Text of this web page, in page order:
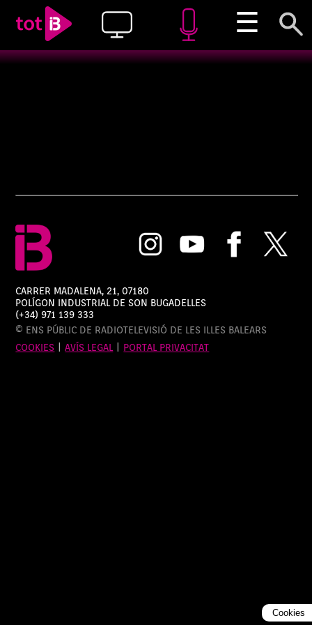
☰
CARRER MADALENA, 21, 07180
POLÍGON INDUSTRIAL DE SON BUGADELLES
(+34) 971 139 333
© ENS PÚBLIC DE RADIOTELEVISIÓ DE LES ILLES BALEARS
COOKIES |AVÍS LEGAL| PORTAL PRIVACITAT
Cookies